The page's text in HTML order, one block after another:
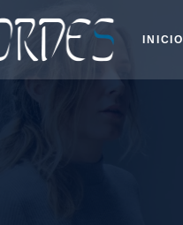
INICIO